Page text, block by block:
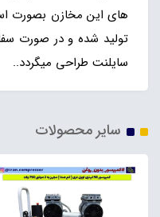
های این مخازن بصورت
تولید شده و در صورت
سایلنت طراحی میگردد..
سایر محصولات